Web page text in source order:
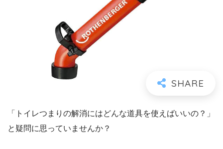
「トイレつまりの解消にはどんな道具を使えばいいの？」
と疑問に思っていませんか？